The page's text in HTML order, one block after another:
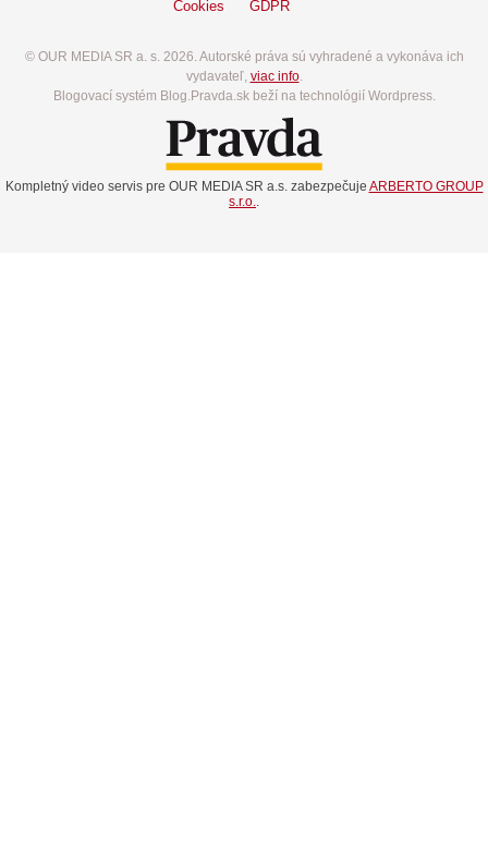
Cookies GDPR
© OUR MEDIA SR a. s. 2026. Autorské práva sú vyhradené a vykonáva ich
vydavateľ, viac info.
Blogovací systém Blog.Pravda.sk beží na technológií Wordpress.
Kompletný video servis pre OUR MEDIA SR a.s. zabezpečuje ARBERTO GROUP
s.r.o.